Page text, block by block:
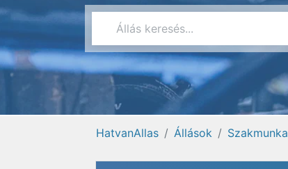
HatvanAllas Állások Szakmunka